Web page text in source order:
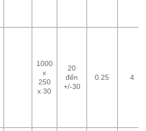
1000
x
250
x 30
20
đến
+/-30
0.25 4